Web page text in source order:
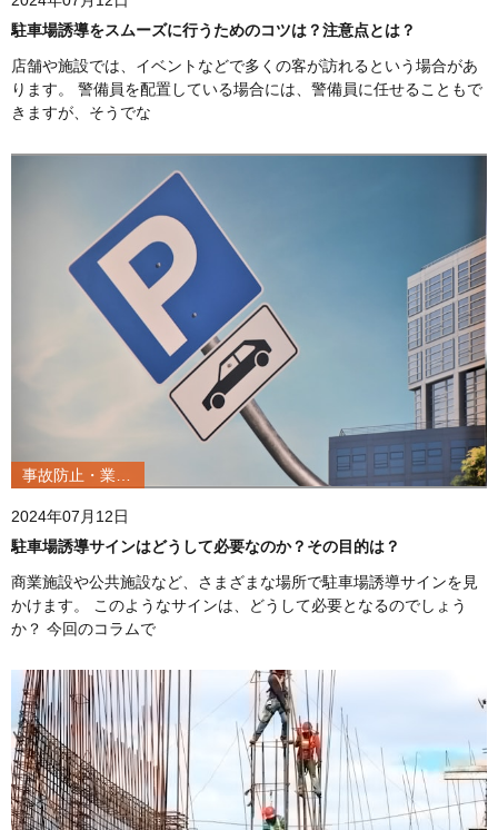
駐車場誘導をスムーズに行うためのコツは？注意点とは？
店舗や施設では、イベントなどで多くの客が訪れるという場合があ
ります。 警備員を配置している場合には、警備員に任せることもで
きますが、そうでな
事故防止・業務改善
2024年07月12日
駐車場誘導サインはどうして必要なのか？その目的は？
商業施設や公共施設など、さまざまな場所で駐車場誘導サインを見
かけます。 このようなサインは、どうして必要となるのでしょう
か？ 今回のコラムで